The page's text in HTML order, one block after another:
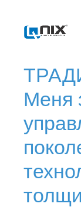
Меня